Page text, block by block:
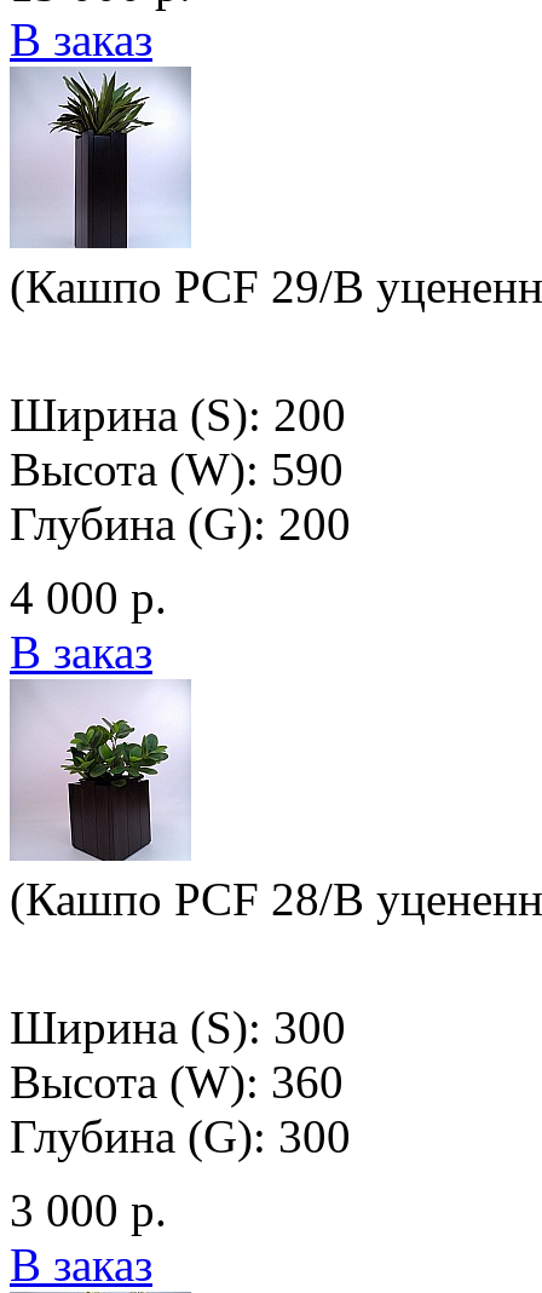
В заказ
(Кашпо PCF 29/B
Ширина (S): 200
Высота (W): 590
Глубина (G): 200
4 000 р.
В заказ
(Кашпо PCF 28/B
Ширина (S): 300
Высота (W): 360
Глубина (G): 300
3 000 р.
В заказ